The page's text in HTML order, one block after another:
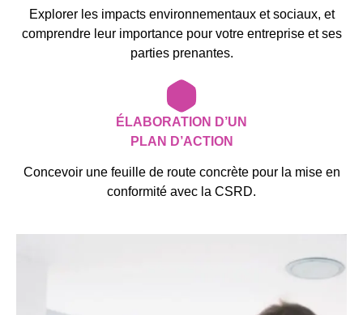
Explorer les impacts environnementaux et sociaux, et
comprendre leur importance pour votre entreprise et ses
parties prenantes.
ÉLABORATION D’UN
PLAN D’ACTION
Concevoir une feuille de route concrète pour la mise en
conformité avec la CSRD.